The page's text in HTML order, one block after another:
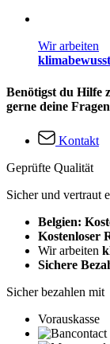
Wir arbeiten
klimabewusst
Benötigst du Hilfe
gerne deine
Kontakt
Geprüfte Qualität
Sicher und vertraut
Belgien:
Kostenloser
Wir arbeiten
Sichere
Sicher bezahlen mit
Vorauskasse